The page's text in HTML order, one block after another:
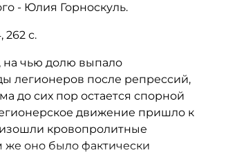
- Юлия Горноскуль.
262 с.
на чью долю выпало
легионеров после репрессий,
до сих пор остается спорной
движение пришло к
кровопролитные
же оно было фактически